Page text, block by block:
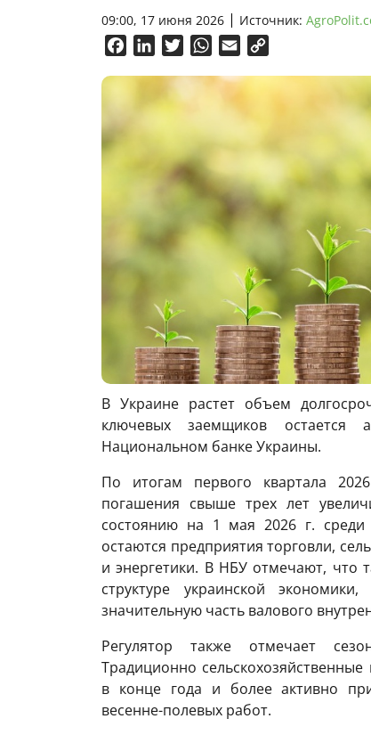
09:00, 17 июня 2026 Источник:
FacebookLinkedInTwitterWhatsApp
Email
В Украине растет объем
ключевых заемщиков
Национальном банке Украины.
По итогам первого квартала
погашения свыше трех лет
состоянию на 1 мая 2026 г. среди
остаются предприятия торговли,
и энергетики. В НБУ отмечают, что
структуре украинской
значительную часть валового
Регулятор также отмечает
Традиционно
в конце года и более активно
весенне-полевых работ.